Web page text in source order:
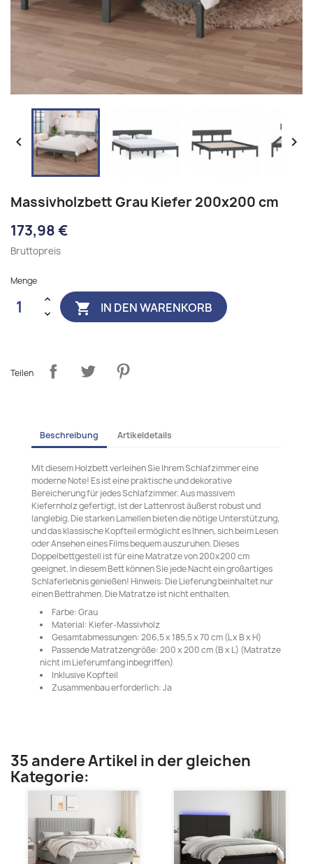
 
Massivholzbett Grau Kiefer 200x200 cm
173,98 €
Bruttopreis
Menge
 IN DEN WARENKORB
Teilen
Beschreibung Artikeldetails
Mit diesem Holzbett verleihen Sie Ihrem Schlafzimmer eine
moderne Note! Es ist eine praktische und dekorative
Bereicherung für jedes Schlafzimmer. Aus massivem
Kiefernholz gefertigt, ist der Lattenrost äußerst robust und
langlebig. Die starken Lamellen bieten die nötige Unterstützung,
und das klassische Kopfteil ermöglicht es Ihnen, sich beim Lesen
oder Ansehen eines Films bequem auszuruhen. Dieses
Doppelbettgestell ist für eine Matratze von 200x200 cm
geeignet. In diesem Bett können Sie jede Nacht ein großartiges
Schlaferlebnis genießen! Hinweis: Die Lieferung beinhaltet nur
einen Bettrahmen. Die Matratze ist nicht enthalten.
Farbe: Grau
Material: Kiefer-Massivholz
Gesamtabmessungen: 206,5 x 185,5 x 70 cm (L x B x H)
Passende Matratzengröße: 200 x 200 cm (B x L) (Matratze
nicht im Lieferumfang inbegriffen)
Inklusive Kopfteil
Zusammenbau erforderlich: Ja
35 andere Artikel in der gleichen
Kategorie: